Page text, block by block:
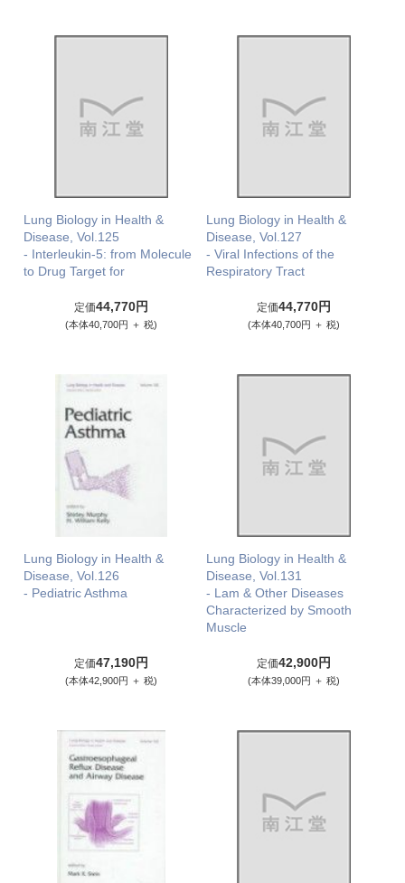
Lung Biology in Health &
Disease, Vol.125
- Interleukin-5: from Molecule
to Drug Target for
定価44,770円
(本体40,700円 ＋ 税)
Lung Biology in Health &
Disease, Vol.127
- Viral Infections of the
Respiratory Tract
定価44,770円
(本体40,700円 ＋ 税)
Lung Biology in Health &
Disease, Vol.126
- Pediatric Asthma
定価47,190円
(本体42,900円 ＋ 税)
Lung Biology in Health &
Disease, Vol.131
- Lam & Other Diseases
Characterized by Smooth
Muscle
定価42,900円
(本体39,000円 ＋ 税)